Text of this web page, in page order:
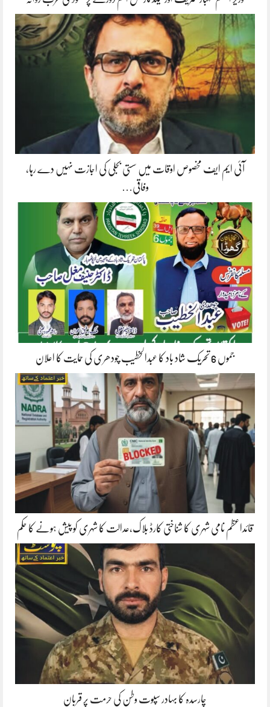
آئی ایم ایف مخصوص اوقات میں سستی بجلی کی اجازت نہیں دے رہا،
وفاقی…
جموں 6 تحریک شاد باد کا عبدالخطیب چودھری کی حمایت کا اعلان
قائداعظم نامی شہری کا شناختی کارڈ بلاک،عدالت کا شہری کو پیش ہونے کا حکم
چارسدہ کا بہادر سپوت وطن کی حرمت پر قربان